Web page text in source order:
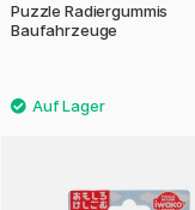
Puzzle Radiergummis
Baufahrzeuge